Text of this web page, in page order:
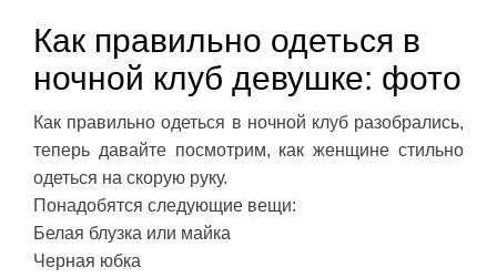
Как правильно одеться в
ночной клуб девушке: фото
Как правильно одеться в ночной клуб разобрались,
теперь давайте посмотрим, как женщине стильно
одеться на скорую руку.
Понадобятся следующие вещи:
Белая блузка или майка
Черная юбка